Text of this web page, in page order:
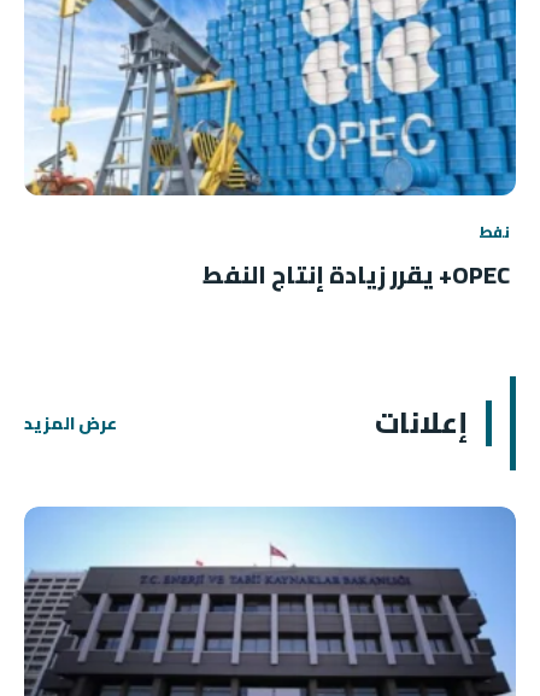
نفط
OPEC+ يقرر زيادة إنتاج النفط
إعلانات عرض المزيد